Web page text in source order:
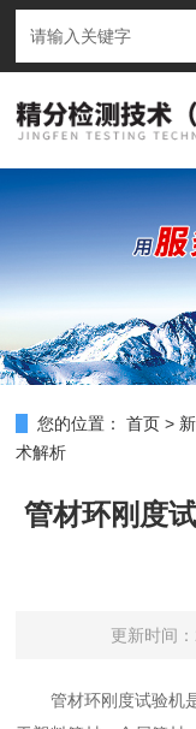
您的位置： 首页 >
术解析
管材环刚度
更新时间
管材环刚度试验机是